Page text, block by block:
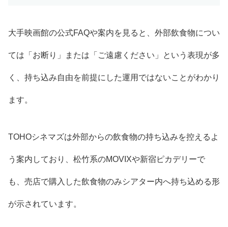
大手映画館の公式FAQや案内を見ると、外部飲食物につい
ては「お断り」または「ご遠慮ください」という表現が多
く、持ち込み自由を前提にした運用ではないことがわかり
ます。
TOHOシネマズは外部からの飲食物の持ち込みを控えるよ
う案内しており、松竹系のMOVIXや新宿ピカデリーで
も、売店で購入した飲食物のみシアター内へ持ち込める形
が示されています。